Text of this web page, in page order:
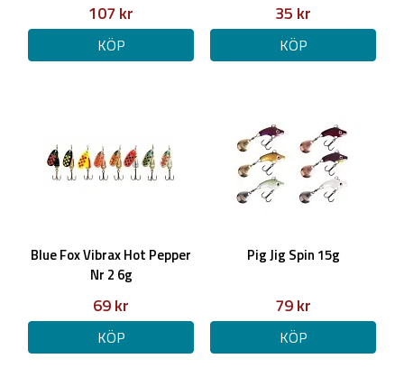
107 kr
KÖP
35 kr
KÖP
Blue Fox Vibrax Hot Pepper
Nr 2 6g
69 kr
KÖP
Pig Jig Spin 15g
79 kr
KÖP